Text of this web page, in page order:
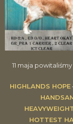
11 maja
HIGHLANDS HOPE
HOTTEST